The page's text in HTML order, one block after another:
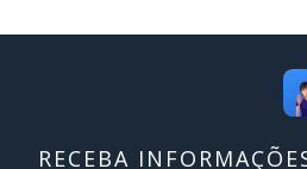
RECEBA Click